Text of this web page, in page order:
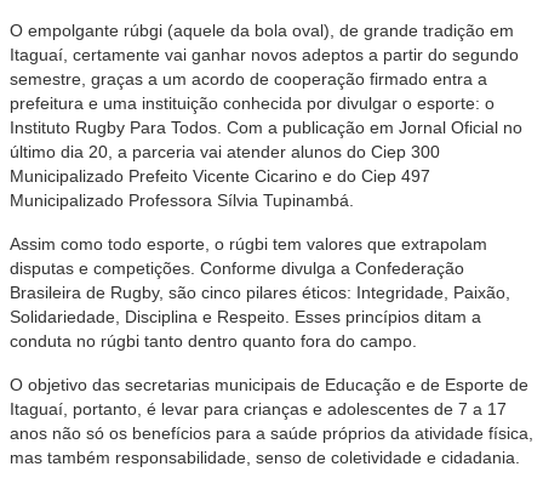
O empolgante rúbgi (aquele da bola oval), de grande tradição em
Itaguaí, certamente vai ganhar novos adeptos a partir do segundo
semestre, graças a um acordo de cooperação firmado entra a
prefeitura e uma instituição conhecida por divulgar o esporte: o
Instituto Rugby Para Todos. Com a publicação em Jornal Oficial no
último dia 20, a parceria vai atender alunos do Ciep 300
Municipalizado Prefeito Vicente Cicarino e do Ciep 497
Municipalizado Professora Sílvia Tupinambá.
Assim como todo esporte, o rúgbi tem valores que extrapolam
disputas e competições. Conforme divulga a Confederação
Brasileira de Rugby, são cinco pilares éticos: Integridade, Paixão,
Solidariedade, Disciplina e Respeito. Esses princípios ditam a
conduta no rúgbi tanto dentro quanto fora do campo.
O objetivo das secretarias municipais de Educação e de Esporte de
Itaguaí, portanto, é levar para crianças e adolescentes de 7 a 17
anos não só os benefícios para a saúde próprios da atividade física,
mas também responsabilidade, senso de coletividade e cidadania.